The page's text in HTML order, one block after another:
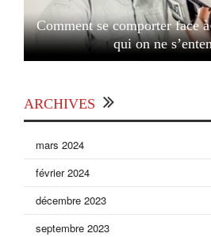
Comment se comporter face
qui on ne
ARCHIVES
mars 2024
février 2024
décembre 2023
septembre 2023